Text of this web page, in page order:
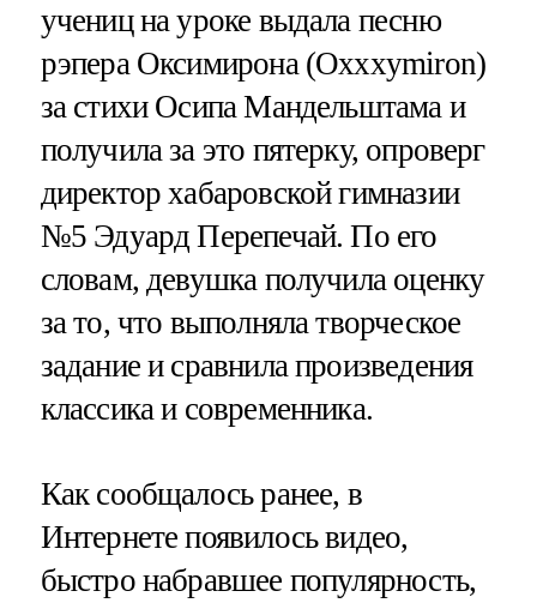
учениц на уроке выдала песню
рэпера Оксимирона (Oxxxymiron)
за стихи Осипа Мандельштама и
получила за это пятерку, опроверг
директор хабаровской гимназии
№5 Эдуард Перепечай. По его
словам, девушка получила оценку
за то, что выполняла творческое
задание и сравнила произведения
классика и современника.
Как сообщалось ранее, в
Интернете появилось видео,
быстро набравшее популярность,